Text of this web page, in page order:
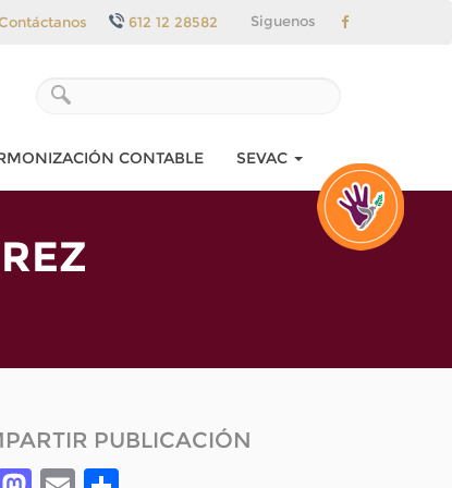
Siguenos
612 12 28582
CONTABLE SEVAC
PUBLICACIÓN